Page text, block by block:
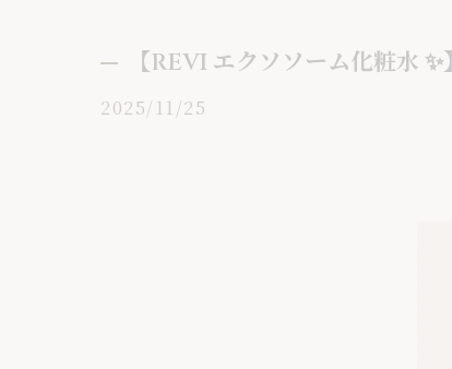
【REVI エクソソーム化粧水 ✨】
2025/11/25